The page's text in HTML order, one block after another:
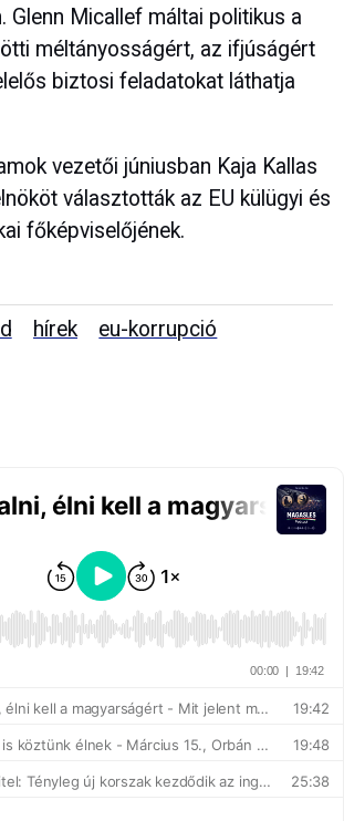
Glenn Micallef máltai politikus a
méltányosságért, az ifjúságért
biztosi feladatokat láthatja
vezetői júniusban Kaja Kallas
választották az EU külügyi és
főképviselőjének.
hírek eu-korrupció